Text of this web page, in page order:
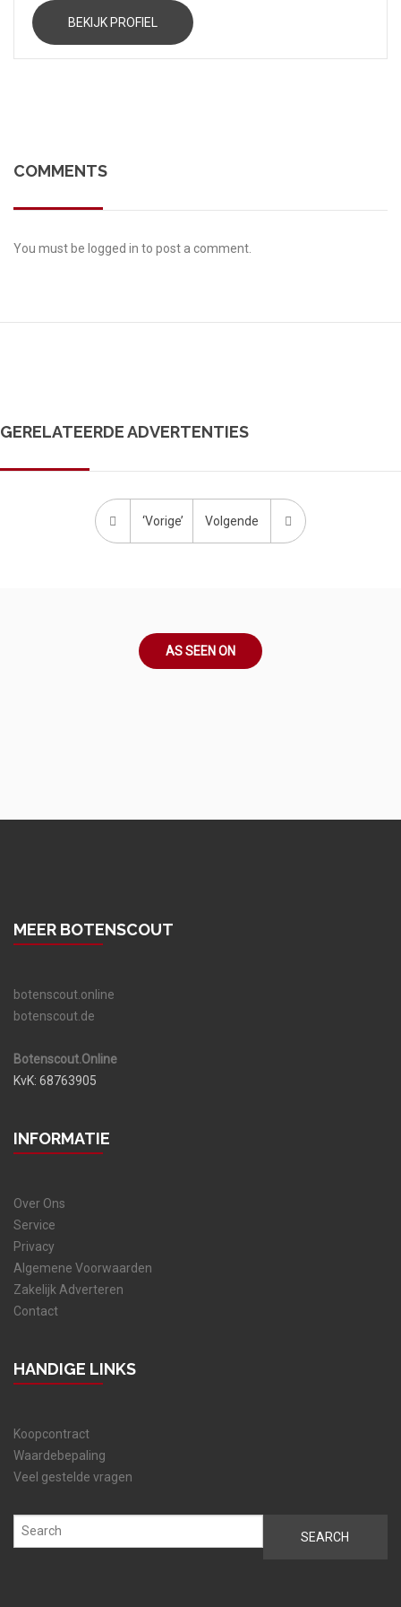
BEKIJK PROFIEL
COMMENTS
You must be logged in to post a comment.
GERELATEERDE ADVERTENTIES
‘Vorige’ Volgende
AS SEEN ON
MEER BOTENSCOUT
botenscout.online
botenscout.de
Botenscout.Online
KvK: 68763905
INFORMATIE
Over Ons
Service
Privacy
Algemene Voorwaarden
Zakelijk Adverteren
Contact
HANDIGE LINKS
Koopcontract
Waardebepaling
Veel gestelde vragen